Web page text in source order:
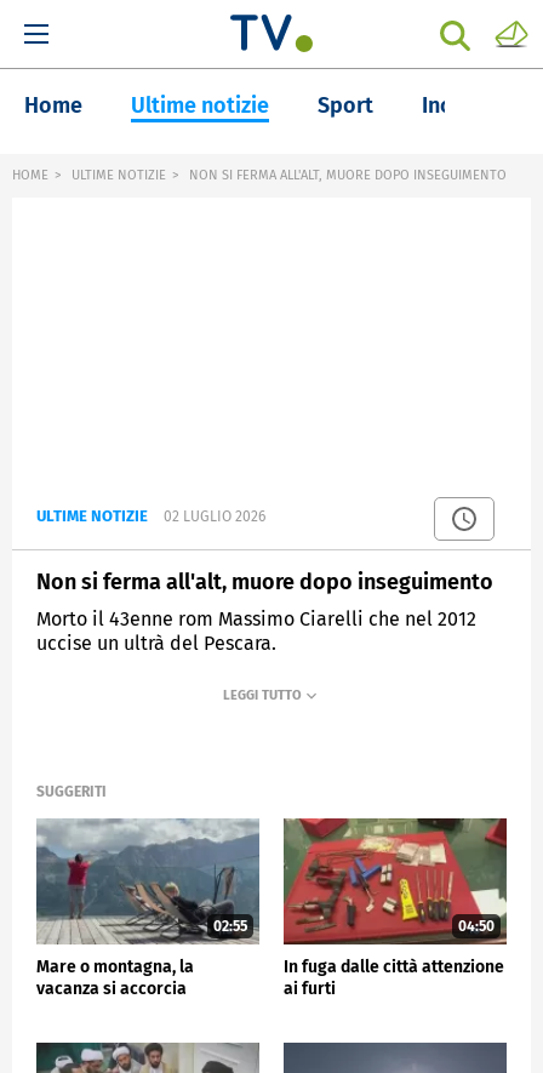
Home Ultime notizie Sport Inchieste
HOME ULTIME NOTIZIE NON SI FERMA ALL'ALT, MUORE DOPO INSEGUIMENTO
ULTIME NOTIZIE 02 LUGLIO 2026
Non si ferma all'alt, muore dopo inseguimento
Morto il 43enne rom Massimo Ciarelli che nel 2012
uccise un ultrà del Pescara.
SUGGERITI
02:55
Mare o montagna, la
vacanza si accorcia
04:50
In fuga dalle città attenzione
ai furti